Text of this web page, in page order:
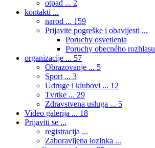
otpad ... 2
kontakti ...
narod ... 159
Prijavite pogreške i obavijesti ...
Poruchy osvetlenia
Poruchy obecného rozhlasu
organizacije ... 57
Obrazovanje ... 5
Sport ... 3
Udruge i klubovi ... 12
Tvrtke ... 29
Zdravstvena usluga ... 5
Video galerija ... 18
Prijaviti se ...
registracija ...
Zaboravljena lozinka ...